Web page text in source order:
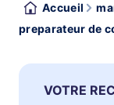
Accueil
preparateur de
VOTRE